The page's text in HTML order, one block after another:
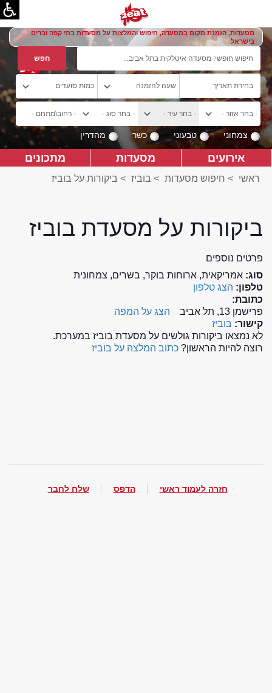
מסעדות, הזמנת מקום במסעדה, חיפוש והמלצות על מסעדות בתי קפה וברים
בישראל
צמחוני טבעוני כשר מהדרין
אירועים מסעדות מתכונים
ראשי > חיפוש מסעדות > בוביז > ביקורות על בוביז
ביקורות על מסעדת בוביז
פרטים נוספים
סוג: אמריקאית, ארוחות בוקר, בשרים, צמחונית
טלפון: הצג טלפון
כתובת:
פרישמן 13, תל אביב
הצג על המפה
קישור: בוביז
לא נמצאו ביקורות גולשים על מסעדת בוביז במערכת.
רוצה להיות הראשון? כתוב המלצה על בוביז
חזרה לעמוד ראשי הדפס שלח לחבר